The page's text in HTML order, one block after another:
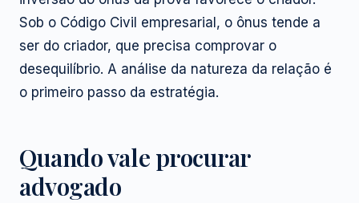
Sob o Código Civil empresarial, o ônus tende a
ser do criador, que precisa comprovar o
desequilíbrio. A análise da natureza da relação é
o primeiro passo da estratégia.
Quando vale procurar
advogado